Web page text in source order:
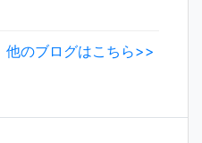
他のブログはこちら>>